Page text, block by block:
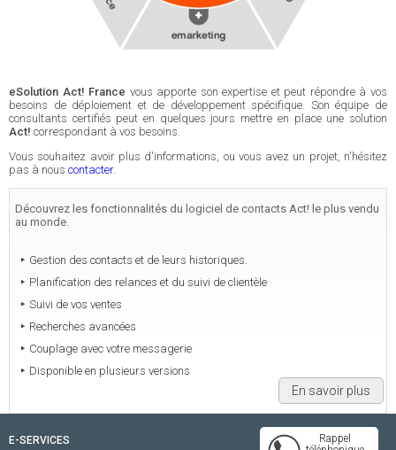
eSolution Act! France vous apporte son expertise et peut répondre à vos
besoins de déploiement et de développement spécifique. Son équipe de
consultants certifiés peut en quelques jours mettre en place une solution
Act! correspondant à vos besoins.
Vous souhaitez avoir plus d'informations, ou vous avez un projet, n'hésitez
pas à nous contacter.
Découvrez les fonctionnalités du logiciel de contacts Act! le plus vendu
au monde.
Gestion des contacts et de leurs historiques.
Planification des relances et du suivi de clientèle
Suivi de vos ventes
Recherches avancées
Couplage avec votre messagerie
Disponible en plusieurs versions
En savoir plus
Rappel
E-SERVICES